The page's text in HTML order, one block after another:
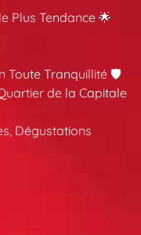
Plus Tendance 🌟
Toute Tranquillité 🛡️
de la Capitale
Dégustations